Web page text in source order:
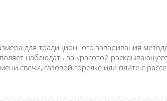
для традиционного заваривания
наблюдать за красотой
свечи, газовой горелке или плите с